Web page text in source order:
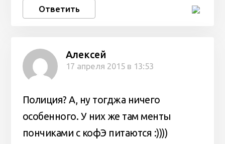
Ответить
Алексей
17 апреля 2015 в 13:53
Полиция? А, ну тогджа ничего
особенного. У них же там менты
пончиками с кофЭ питаются :))))